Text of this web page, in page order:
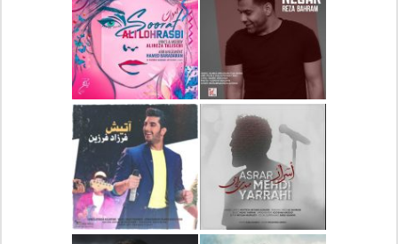
خسروی بنام مونولوگ
قربانی بنام خیال خوش
دانلود آهنگ جدید رضا
بهرام بنام نگار
دانلود آهنگ جدید علی
لهراسبی بنام صورت